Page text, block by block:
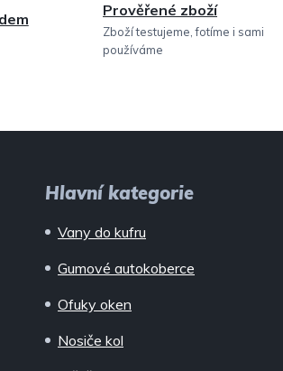
p
k
Prověřené zboží
Zboží testujeme, fotíme i sami
používáme
Hlavní kategorie
Vany do kufru
Gumové autokoberce
Ofuky oken
Nosiče kol